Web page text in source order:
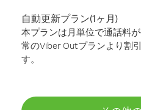
自動更新プラン(1ヶ月)
本プランは月単位で通話料
常のViber Outプランより割
す。